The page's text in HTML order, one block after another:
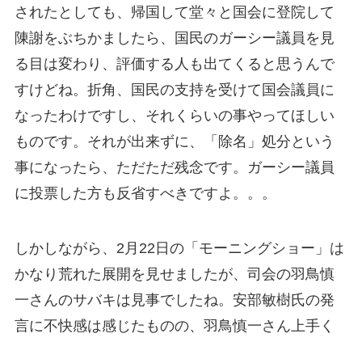
されたとしても、帰国して堂々と国会に登院して
陳謝をぶちかましたら、国民のガーシー議員を見
る目は変わり、評価する人も出てくると思うんで
すけどね。折角、国民の支持を受けて国会議員に
なったわけですし、それくらいの事やってほしい
ものです。それが出来ずに、「除名」処分という
事になったら、ただただ残念です。ガーシー議員
に投票した方も反省すべきですよ。。。
しかしながら、2月22日の「モーニングショー」は
かなり荒れた展開を見せましたが、司会の羽鳥慎
一さんのサバキは見事でしたね。安部敏樹氏の発
言に不快感は感じたものの、羽鳥慎一さん上手く